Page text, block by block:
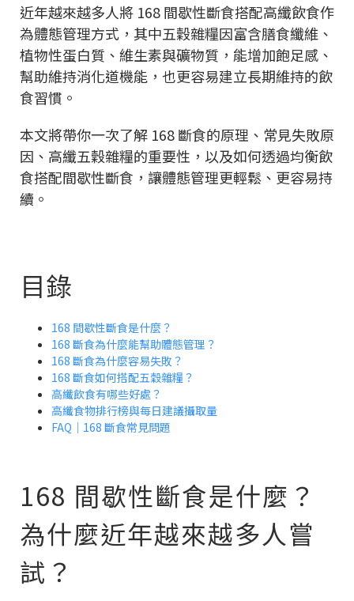
近年越來越多人將 168 間歇性斷食搭配高纖飲食作
為體態管理方式，其中五穀雜糧因富含膳食纖維、
植物性蛋白質、維生素與礦物質，能增加飽足感、
幫助維持消化道機能，也更容易建立長期維持的飲
食習慣。
本文將帶你一次了解 168 斷食的原理、常見失敗原
因、高纖五穀雜糧的重要性，以及如何透過均衡飲
食搭配間歇性斷食，讓體態管理更輕鬆、更容易持
續。
目錄
168 間歇性斷食是什麼？
168 斷食為什麼能幫助體態管理？
168 斷食為什麼容易失敗？
168 斷食如何搭配五穀雜糧？
高纖飲食有哪些好處？
高纖食物排行榜與每日建議攝取量
FAQ｜168 斷食常見問題
168 間歇性斷食是什麼？
為什麼近年越來越多人嘗
試？